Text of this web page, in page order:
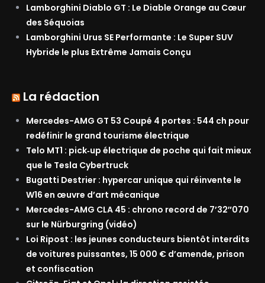
Lamborghini Diablo GT : Le Diable Orange au Cœur
des Séquoias
Lamborghini Urus SE Performante : Le Super SUV
Hybride le plus Extrême Jamais Conçu
La rédaction
Mercedes-AMG GT 53 Coupé 4 portes : 544 ch pour
redéfinir le grand tourisme électrique
Telo MT1 : pick‑up électrique de poche qui fait mieux
que le Tesla Cybertruck
Bugatti Destrier : hypercar unique qui réinvente le
W16 en œuvre d’art mécanique
Mercedes-AMG CLA 45 : chrono record de 7’32″070
sur le Nürburgring (vidéo)
Loi Ripost : les jeunes conducteurs bientôt interdits
de voitures puissantes, 15 000 € d’amende, prison
et confiscation